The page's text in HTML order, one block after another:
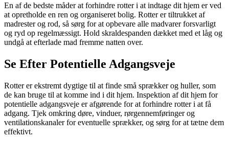
En af de bedste måder at forhindre rotter i at indtage dit hjem er ved
at opretholde en ren og organiseret bolig. Rotter er tiltrukket af
madrester og rod, så sørg for at opbevare alle madvarer forsvarligt
og ryd op regelmæssigt. Hold skraldespanden dækket med et låg og
undgå at efterlade mad fremme natten over.
Se Efter Potentielle Adgangsveje
Rotter er ekstremt dygtige til at finde små sprækker og huller, som
de kan bruge til at komme ind i dit hjem. Inspektion af dit hjem for
potentielle adgangsveje er afgørende for at forhindre rotter i at få
adgang. Tjek omkring døre, vinduer, rørgennemføringer og
ventilationskanaler for eventuelle sprækker, og sørg for at tætne dem
effektivt.